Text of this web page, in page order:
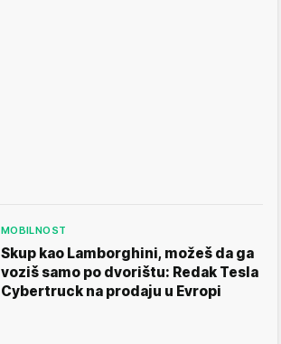
MOBILNOST
Skup kao Lamborghini, možeš da ga
voziš samo po dvorištu: Redak Tesla
Cybertruck na prodaju u Evropi